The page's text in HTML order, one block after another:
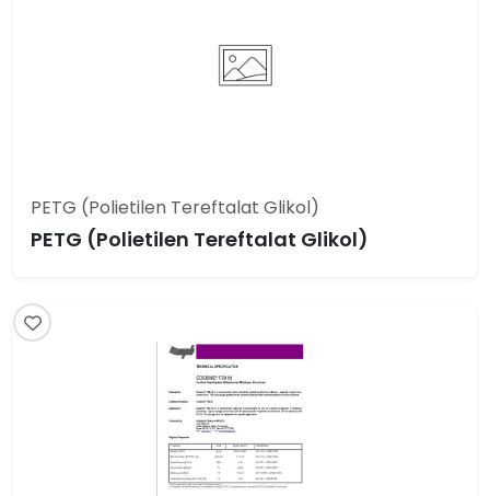
PETG (Polietilen Tereftalat Glikol)
PETG (Polietilen Tereftalat Glikol)